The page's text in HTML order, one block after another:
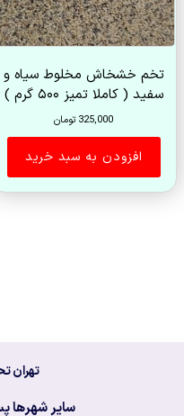
تخم خشخاش مخلوط سیاه و
سفید ( کاملا تمیز ۵۰۰ گرم )
325,000 تومان
افزودن به سبد خرید
تهران
سایر شهرها